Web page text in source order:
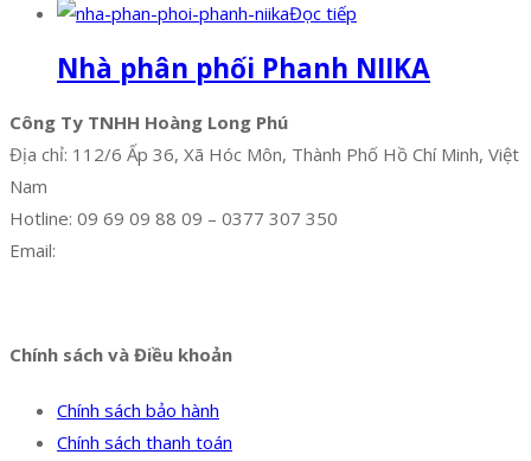
Đọc tiếp
Nhà phân phối Phanh NIIKA
Công Ty TNHH Hoàng Long Phú
Địa chỉ: 112/6 Ấp 36, Xã Hóc Môn, Thành Phố Hồ Chí Minh, Việt
Nam
Hotline: 09 69 09 88 09 – 0377 307 350
Email:
Chính sách và Điều khoản
Chính sách bảo hành
Chính sách thanh toán